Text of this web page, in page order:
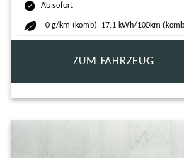
Ab sofort
0 g/km (komb), 17,1 kWh/100km
ZUM FAHRZEUG